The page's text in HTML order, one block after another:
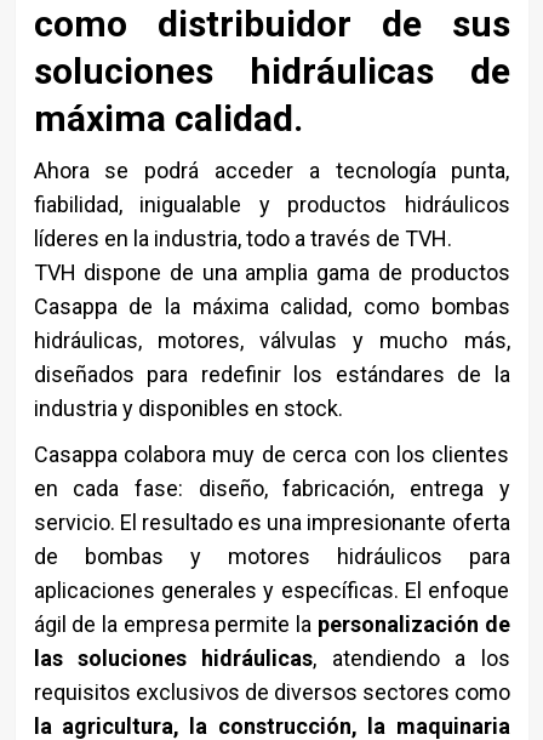
como distribuidor de sus
soluciones hidráulicas de
máxima calidad.
Ahora se podrá acceder a tecnología punta,
fiabilidad, inigualable y productos hidráulicos
líderes en la industria, todo a través de TVH.
TVH dispone de una amplia gama de productos
Casappa de la máxima calidad, como bombas
hidráulicas, motores, válvulas y mucho más,
diseñados para redefinir los estándares de la
industria y disponibles en stock.
Casappa colabora muy de cerca con los clientes
en cada fase: diseño, fabricación, entrega y
servicio. El resultado es una impresionante oferta
de bombas y motores hidráulicos para
aplicaciones generales y específicas. El enfoque
ágil de la empresa permite la personalización de
las soluciones hidráulicas, atendiendo a los
requisitos exclusivos de diversos sectores como
la agricultura, la construcción, la maquinaria